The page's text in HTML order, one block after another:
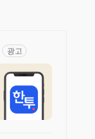
광고